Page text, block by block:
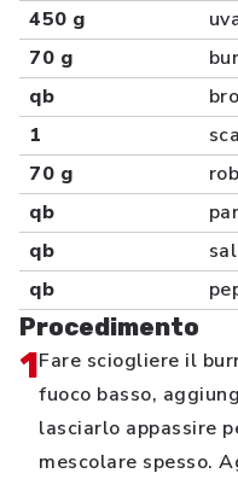
450 g
70 g
qb
1
70 g
qb
qb
qb
Procedimento
1Fare sciogliere il
fuoco basso,
lasciarlo appassire
mescolare spesso.